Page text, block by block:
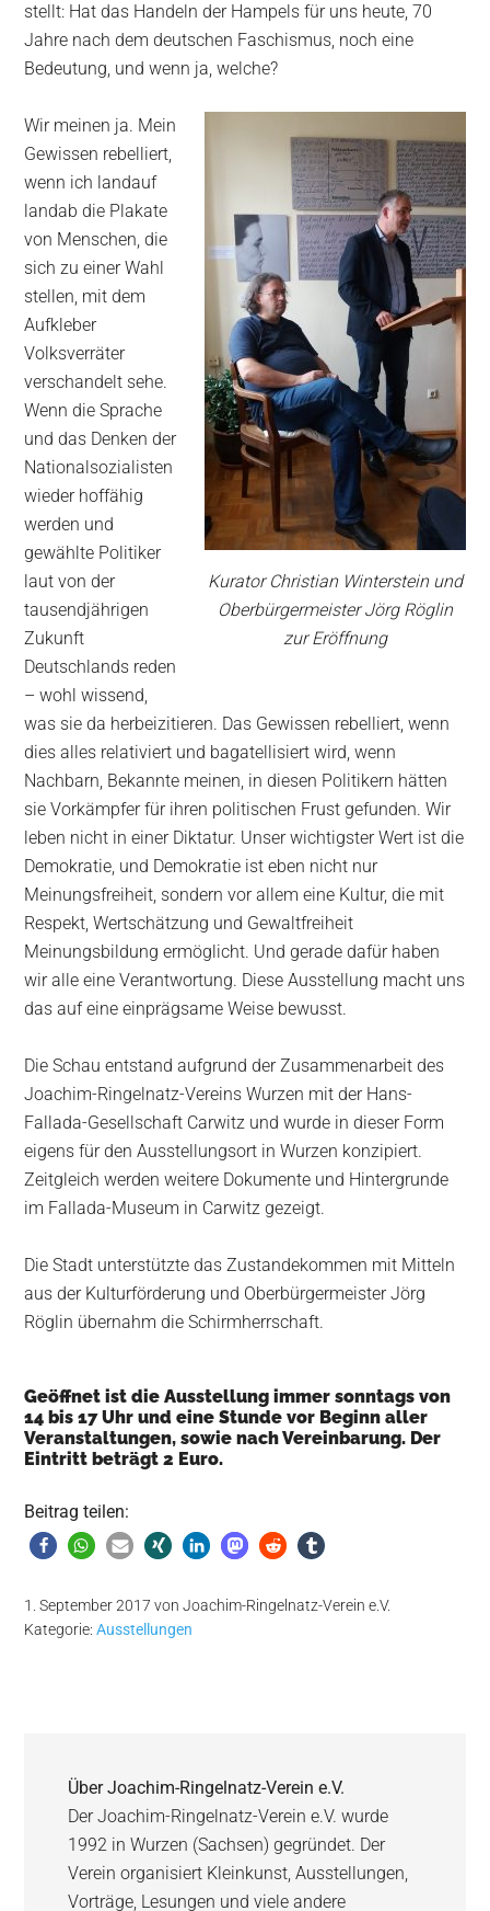
stellt: Hat das Handeln der Hampels für uns heute, 70
Jahre nach dem deutschen Faschismus, noch eine
Bedeutung, und wenn ja, welche?
Kurator Christian Winterstein und
Oberbürgermeister Jörg Röglin
zur Eröffnung
Wir meinen ja. Mein
Gewissen rebelliert,
wenn ich landauf
landab die Plakate
von Menschen, die
sich zu einer Wahl
stellen, mit dem
Aufkleber
Volksverräter
verschandelt sehe.
Wenn die Sprache
und das Denken der
Nationalsozialisten
wieder hoffähig
werden und
gewählte Politiker
laut von der
tausendjährigen
Zukunft
Deutschlands reden
– wohl wissend,
was sie da herbeizitieren. Das Gewissen rebelliert, wenn
dies alles relativiert und bagatellisiert wird, wenn
Nachbarn, Bekannte meinen, in diesen Politikern hätten
sie Vorkämpfer für ihren politischen Frust gefunden. Wir
leben nicht in einer Diktatur. Unser wichtigster Wert ist die
Demokratie, und Demokratie ist eben nicht nur
Meinungsfreiheit, sondern vor allem eine Kultur, die mit
Respekt, Wertschätzung und Gewaltfreiheit
Meinungsbildung ermöglicht. Und gerade dafür haben
wir alle eine Verantwortung. Diese Ausstellung macht uns
das auf eine einprägsame Weise bewusst.
Die Schau entstand aufgrund der Zusammenarbeit des
Joachim-Ringelnatz-Vereins Wurzen mit der Hans-
Fallada-Gesellschaft Carwitz und wurde in dieser Form
eigens für den Ausstellungsort in Wurzen konzipiert.
Zeitgleich werden weitere Dokumente und Hintergrunde
im Fallada-Museum in Carwitz gezeigt.
Die Stadt unterstützte das Zustandekommen mit Mitteln
aus der Kulturförderung und Oberbürgermeister Jörg
Röglin übernahm die Schirmherrschaft.
Geöffnet ist die Ausstellung immer sonntags von
14 bis 17 Uhr und eine Stunde vor Beginn aller
Veranstaltungen, sowie nach Vereinbarung. Der
Eintritt beträgt 2 Euro.
Beitrag teilen:
1. September 2017 vonJoachim-Ringelnatz-Verein e.V.
Kategorie:Ausstellungen
ÜberJoachim-Ringelnatz-Verein e.V.
Der Joachim-Ringelnatz-Verein e.V. wurde
1992 in Wurzen (Sachsen) gegründet. Der
Verein organisiert Kleinkunst, Ausstellungen,
Vorträge, Lesungen und viele andere